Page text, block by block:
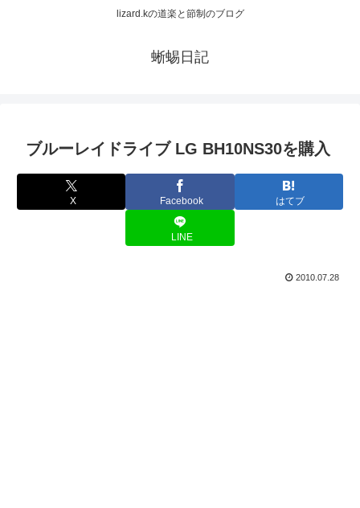
lizard.kの道楽と節制のブログ
蜥蜴日記
ブルーレイドライブ LG BH10NS30を購入
X Facebook はてブ
LINE
2010.07.28